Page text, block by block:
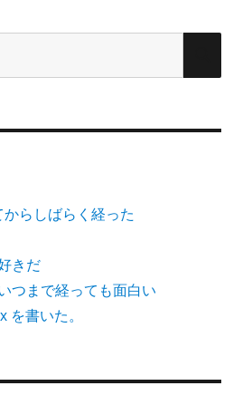
索
らしばらく経った
きだ
つまで経っても面白い
を書いた。